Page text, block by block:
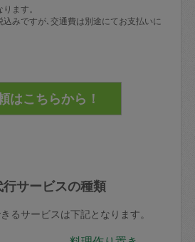
ます。
みですが､交通費は別途にてお支払いに
サービスの種類
るサービスは下記となります。